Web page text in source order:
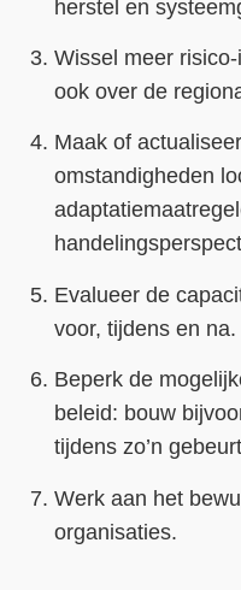
herstel en
Wissel meer
ook over de
Maak of
omstandigheden
Evalueer de
voor, tijdens en na.
Beperk de
beleid: bouw
tijdens zo’n
Werk aan het
organisaties.